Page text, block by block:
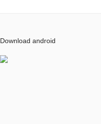
Download android